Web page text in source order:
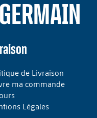
de Livraison
ma commande
Légales